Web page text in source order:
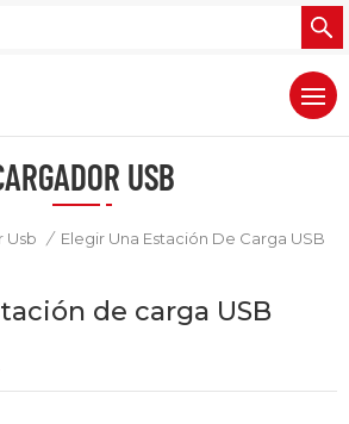
USB
Usb / Elegir Una Estación De Carga USB
de carga USB